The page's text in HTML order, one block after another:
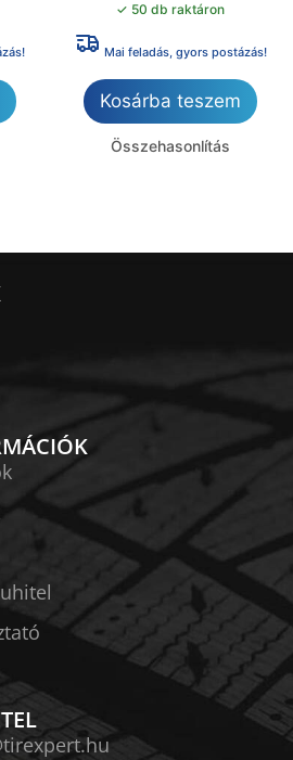
✓ 50 db raktáron
Mai feladás, gyors postázás!
Kosárba teszem
Összehasonlítás